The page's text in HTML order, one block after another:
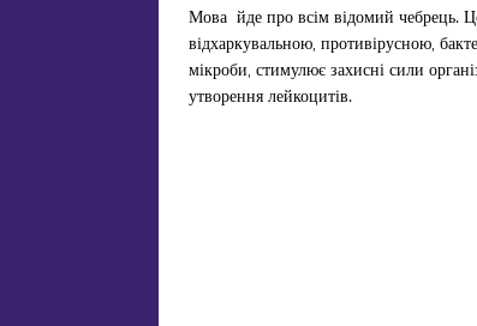
Мова йде про всім відомий чебрець.
відхаркувальною, противірусною,
мікроби, стимулює захисні сили
утворення лейкоцитів.